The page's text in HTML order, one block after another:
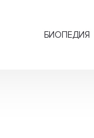
БИОПЕДИЯ